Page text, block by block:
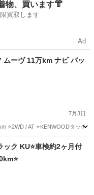
物、買います👘
買取します
Ad
ムーヴ 11万km ナビ バッ
7月3日
⭐️2WD / AT ⭐️KENWOODタッチ
ック KU⭐️車検約2ヶ月付